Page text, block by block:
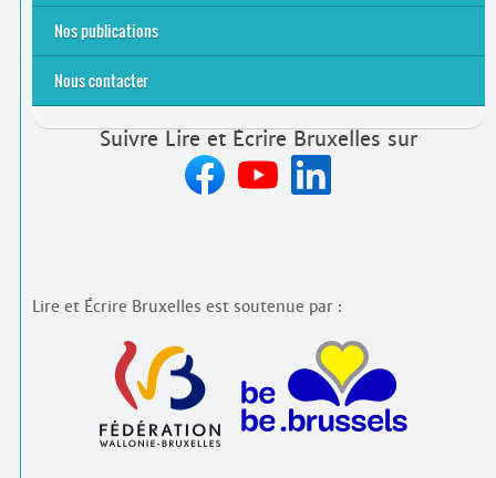
Emplois rémunérés
Bénévolat
Candidature spontanée à Lire et Écrire Bruxelles
Nos publications
Nous contacter
Suivre Lire et Écrire Bruxelles sur
Lire et Écrire Bruxelles est soutenue par :